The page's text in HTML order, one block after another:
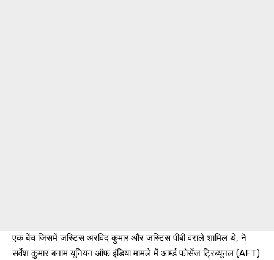
एक बेंच जिसमें जस्टिस अरविंद कुमार और जस्टिस पीबी वराले शामिल थे, ने
सर्वेश कुमार बनाम यूनियन ऑफ इंडिया मामले में आर्म्ड फोर्सेज ट्रिब्यूनल (AFT)